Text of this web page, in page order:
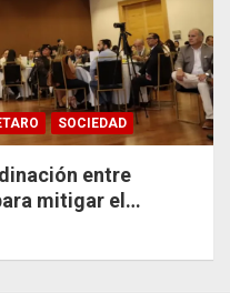
SOCIEDAD
entre
mitigar el